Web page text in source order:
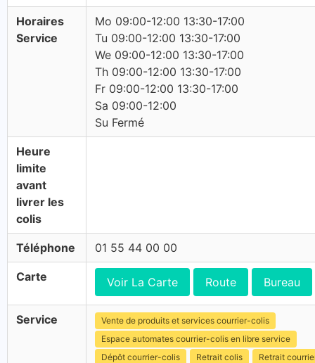
Horaires
Service
Mo 09:00-12:00 13:30-17:00
Tu 09:00-12:00 13:30-17:00
We 09:00-12:00 13:30-17:00
Th 09:00-12:00 13:30-17:00
Fr 09:00-12:00 13:30-17:00
Sa 09:00-12:00
Su Fermé
Heure
limite
avant
livrer les
colis
Téléphone 01 55 44 00 00
Carte Voir La Carte Route Bureau
Service
Vente de produits et services courrier-colis
Espace automates courrier-colis en libre service
Dépôt courrier-colis
Retrait colis
Retrait